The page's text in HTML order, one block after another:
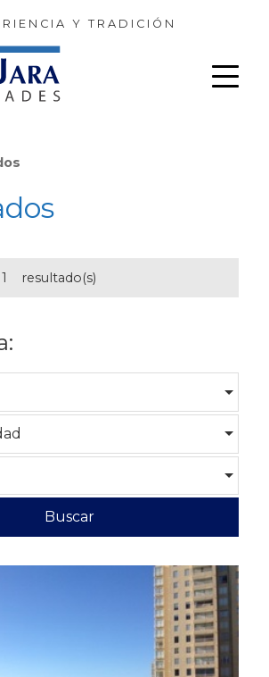
Y TRADICIÓN
1 resultado(s)
Buscar